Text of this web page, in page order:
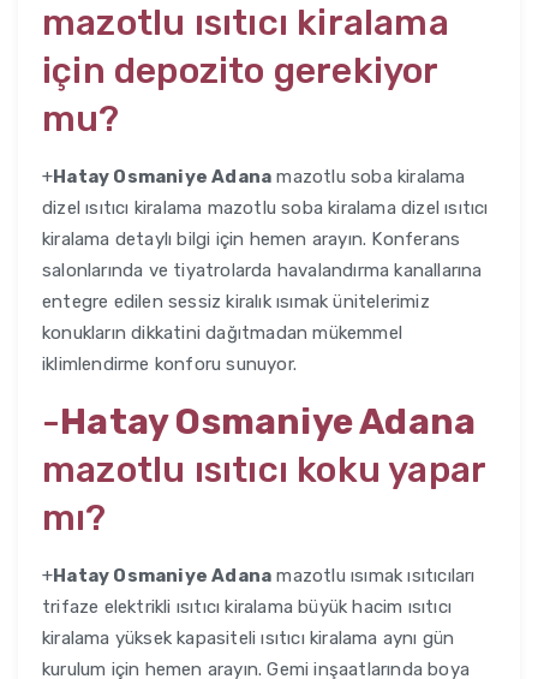
mazotlu ısıtıcı kiralama
için depozito gerekiyor
mu?
+Hatay Osmaniye Adana mazotlu soba kiralama
dizel ısıtıcı kiralama mazotlu soba kiralama dizel ısıtıcı
kiralama detaylı bilgi için hemen arayın. Konferans
salonlarında ve tiyatrolarda havalandırma kanallarına
entegre edilen sessiz kiralık ısımak ünitelerimiz
konukların dikkatini dağıtmadan mükemmel
iklimlendirme konforu sunuyor.
-Hatay Osmaniye Adana
mazotlu ısıtıcı koku yapar
mı?
+Hatay Osmaniye Adana mazotlu ısımak ısıtıcıları
trifaze elektrikli ısıtıcı kiralama büyük hacim ısıtıcı
kiralama yüksek kapasiteli ısıtıcı kiralama aynı gün
kurulum için hemen arayın. Gemi inşaatlarında boya